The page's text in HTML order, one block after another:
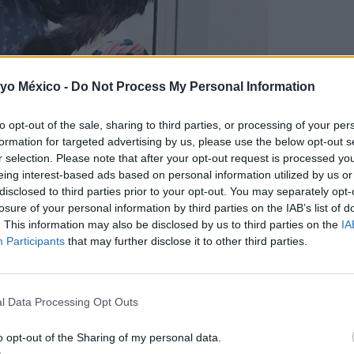
México - Do Not Process My Personal Information
opt-out of the sale, sharing to third parties, or processing of your
for targeted advertising by us, please use the below opt-out
selection. Please note that after your opt-out request is processed
interest-based ads based on personal information utilized by us
to third parties prior to your opt-out. You may separately
of your personal information by third parties on the IAB’s list of
This information may also be disclosed by us to third parties on the
Participants that may further disclose it to other third parties.
Data Processing Opt Outs
opt-out of the Sharing of my personal data.
tomar con nuestras mascotas?)
son adquiridos como un regalo y abandonados a su
al primer año de vida.
la familia de mejorar la calidad de vida del nuevo animal
y